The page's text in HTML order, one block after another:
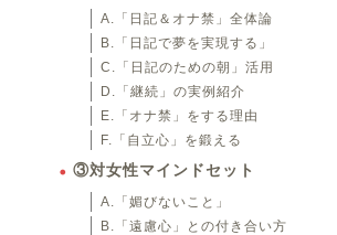
A.「日記＆オナ禁」全体論
B.「日記で夢を実現する」
C.「日記のための朝」活用
D.「継続」の実例紹介
E.「オナ禁」をする理由
F.「自立心」を鍛える
③対女性マインドセット
A.「媚びないこと」
B.「遠慮心」との付き合い方